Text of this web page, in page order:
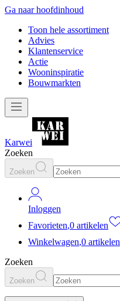
Ga naar hoofdinhoud
Toon hele assortiment
Advies
Klantenservice
Actie
Wooninspiratie
Bouwmarkten
Karwei
Zoeken
Zoeken
Inloggen
Favorieten,0 artikelen
Winkelwagen,0 artikelen
Zoeken
Zoeken